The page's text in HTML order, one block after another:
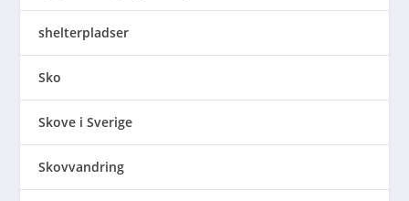
shelterpladser
Sko
Skove i Sverige
Skovvandring